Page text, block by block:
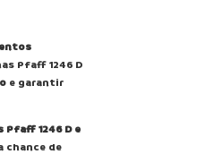
Pfaff 1246 D
e garantir
1246 D e
chance de